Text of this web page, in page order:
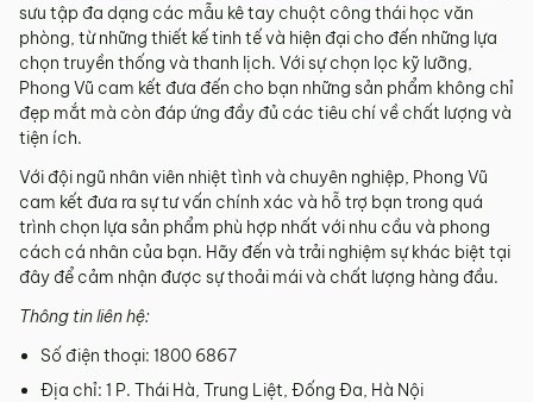
sưu tập đa dạng các mẫu kê tay chuột công thái học văn
phòng, từ những thiết kế tinh tế và hiện đại cho đến những lựa
chọn truyền thống và thanh lịch. Với sự chọn lọc kỹ lưỡng,
Phong Vũ cam kết đưa đến cho bạn những sản phẩm không chỉ
đẹp mắt mà còn đáp ứng đầy đủ các tiêu chí về chất lượng và
tiện ích.
Với đội ngũ nhân viên nhiệt tình và chuyên nghiệp, Phong Vũ
cam kết đưa ra sự tư vấn chính xác và hỗ trợ bạn trong quá
trình chọn lựa sản phẩm phù hợp nhất với nhu cầu và phong
cách cá nhân của bạn. Hãy đến và trải nghiệm sự khác biệt tại
đây để cảm nhận được sự thoải mái và chất lượng hàng đầu.
Thông tin liên hệ:
Số điện thoại: 1800 6867
Địa chỉ: 1 P. Thái Hà, Trung Liệt, Đống Đa, Hà Nội